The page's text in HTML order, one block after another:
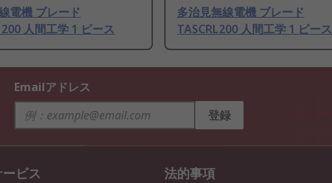
電機 ブレード
人間工学 1 ピース
多治見無線電機 ブレード
TASCRL200 人間工学 1 ピース
Emailアドレス
登録
ビス 法的事項